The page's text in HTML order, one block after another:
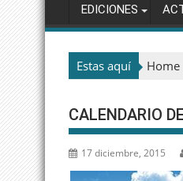
EDICIONES
Estas aquí Home
CALENDARIO
17 diciembre, 2015